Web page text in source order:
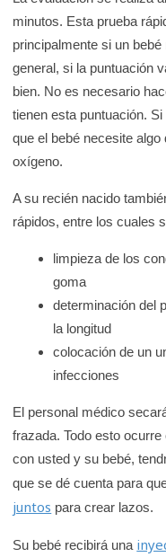
minutos. Esta prueba
principalmente si un
general, si la puntuación
bien. No es necesario
tienen esta puntuación.
que el bebé necesite
oxígeno.
A su recién nacido
rápidos, entre los cuales
limpieza de los
goma
determinación del
la longitud
colocación de un
infecciones
El personal médico
frazada. Todo esto
con usted y su bebé,
que se dé cuenta para
juntos para crear lazos.
Su bebé recibirá una